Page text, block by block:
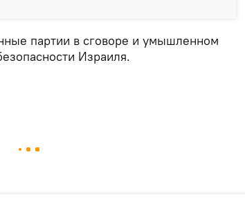
партии в сговоре и умышленном
Израиля.